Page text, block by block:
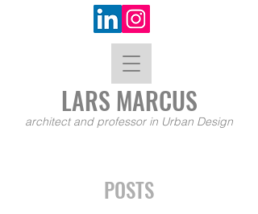
LARS MARCUS
architect and professor in Urban Design
POSTS